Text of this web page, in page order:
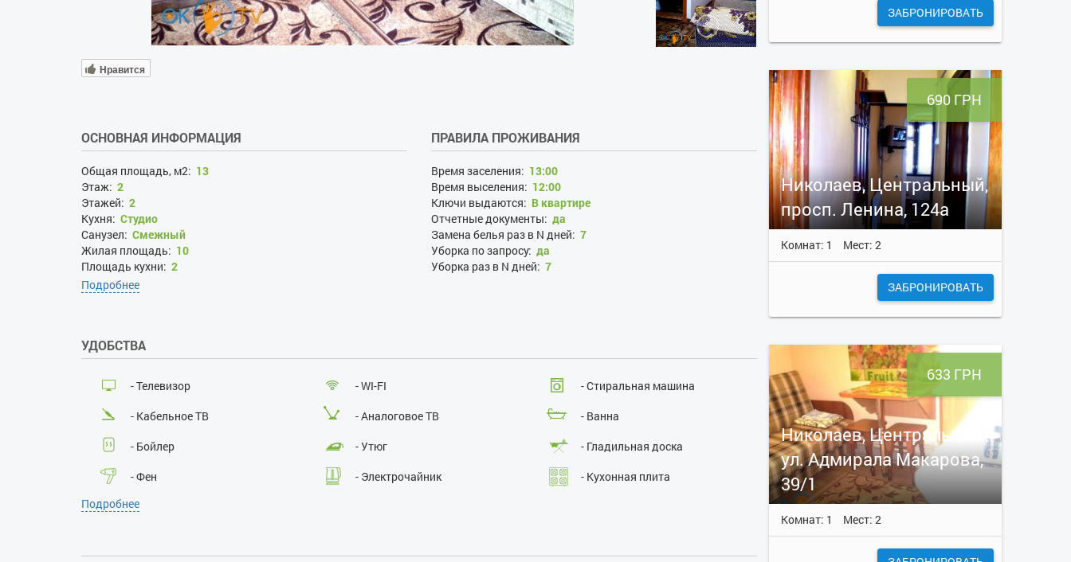
Нравится
ОСНОВНАЯ ИНФОРМАЦИЯ
Общая площадь, м2: 13
Этаж: 2
Этажей: 2
Кухня: Студио
Санузел: Смежный
Жилая площадь: 10
Площадь кухни: 2
Год ремонта:
Вид из окна во двор:
ПРАВИЛА ПРОЖИВАНИЯ
Время заселения: 13:00
Время выселения: 12:00
Ключи выдаются: В квартире
Отчетные документы: да
Замена белья раз в N дней: 7
Уборка по запросу: да
Уборка раз в N дней: 7
Курение:нет
Проведение массовых мероприятий:
Подробнее
УДОБСТВА
- Телевизор - WI-FI
- Стиральная машина
- Кабельное ТВ
- Аналоговое ТВ
- Ванна
- Бойлер
- Утюг
- Гладильная доска
- Фен
- Электрочайник
- Кухонная плита
- СВЧ
Подробнее
ЗАБРОНИРОВАТЬ
690 ГРН
Николаев, Центральный,
просп. Ленина, 124а
Комнат: 1 Мест: 2
ЗАБРОНИРОВАТЬ
633 ГРН
Николаев, Центральный,
ул. Адмирала Макарова,
39/1
Комнат: 1 Мест: 2